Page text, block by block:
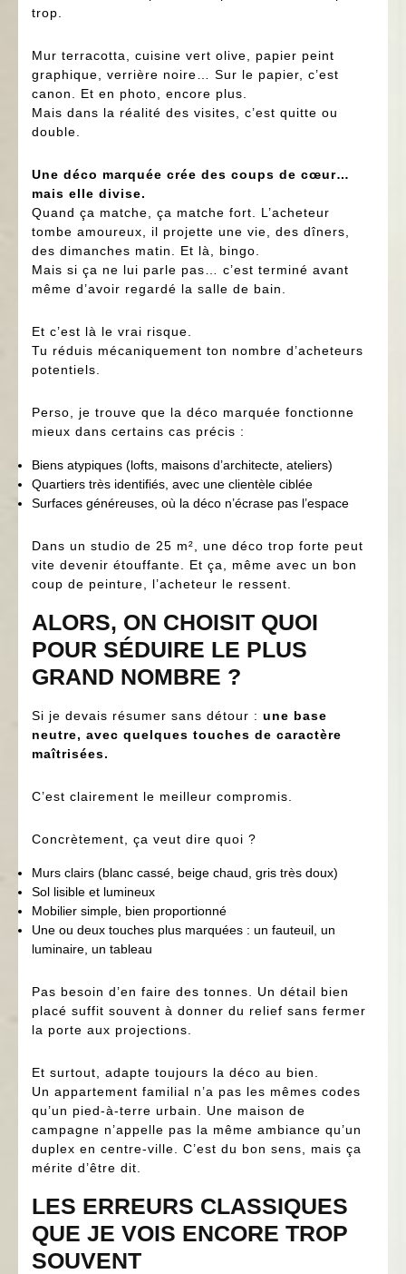
trop.
Mur terracotta, cuisine vert olive, papier peint
graphique, verrière noire… Sur le papier, c’est
canon. Et en photo, encore plus.
Mais dans la réalité des visites, c’est quitte ou
double.
Une déco marquée crée des coups de cœur…
mais elle divise.
Quand ça matche, ça matche fort. L’acheteur
tombe amoureux, il projette une vie, des dîners,
des dimanches matin. Et là, bingo.
Mais si ça ne lui parle pas… c’est terminé avant
même d’avoir regardé la salle de bain.
Et c’est là le vrai risque.
Tu réduis mécaniquement ton nombre d’acheteurs
potentiels.
Perso, je trouve que la déco marquée fonctionne
mieux dans certains cas précis :
Biens atypiques (lofts, maisons d’architecte, ateliers)
Quartiers très identifiés, avec une clientèle ciblée
Surfaces généreuses, où la déco n’écrase pas l’espace
Dans un studio de 25 m², une déco trop forte peut
vite devenir étouffante. Et ça, même avec un bon
coup de peinture, l’acheteur le ressent.
ALORS, ON CHOISIT QUOI
POUR SÉDUIRE LE PLUS
GRAND NOMBRE ?
Si je devais résumer sans détour : une base
neutre, avec quelques touches de caractère
maîtrisées.
C’est clairement le meilleur compromis.
Concrètement, ça veut dire quoi ?
Murs clairs (blanc cassé, beige chaud, gris très doux)
Sol lisible et lumineux
Mobilier simple, bien proportionné
Une ou deux touches plus marquées : un fauteuil, un
luminaire, un tableau
Pas besoin d’en faire des tonnes. Un détail bien
placé suffit souvent à donner du relief sans fermer
la porte aux projections.
Et surtout, adapte toujours la déco au bien.
Un appartement familial n’a pas les mêmes codes
qu’un pied-à-terre urbain. Une maison de
campagne n’appelle pas la même ambiance qu’un
duplex en centre-ville. C’est du bon sens, mais ça
mérite d’être dit.
LES ERREURS CLASSIQUES
QUE JE VOIS ENCORE TROP
SOUVENT